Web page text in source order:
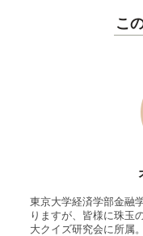
こ
東京大学経済学部金融
りますが、皆様に珠玉
大クイズ研究会に所属